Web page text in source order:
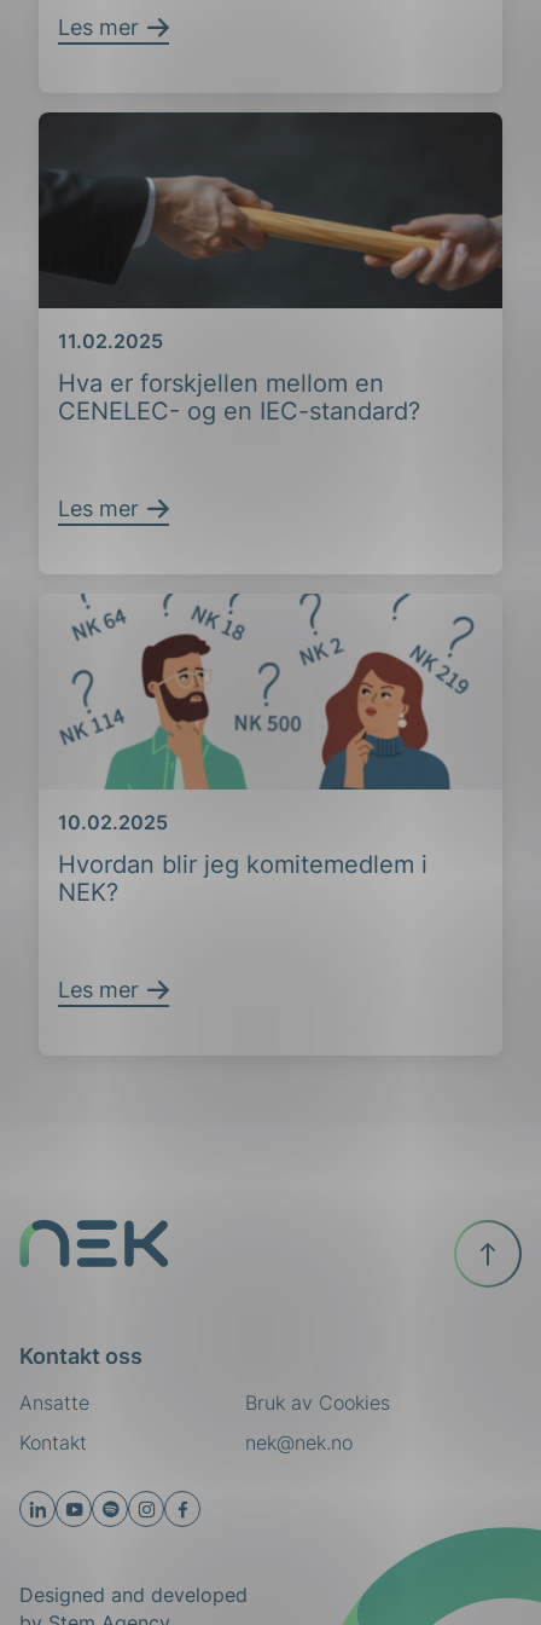
Les mer
Hva er forskjellen mellom en
CENELEC- og en IEC-standard?
Dato
11.02.2025
Les mer
Hvordan blir jeg komitemedlem i
NEK?
Dato
10.02.2025
Les mer
Kontakt oss
Ansatte
nek@nek.no
Kontakt
Bruk av Cookies
Designed and developed
Til
toppen